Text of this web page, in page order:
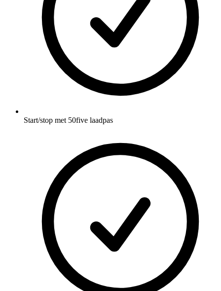
Start/stop met 50five laadpas